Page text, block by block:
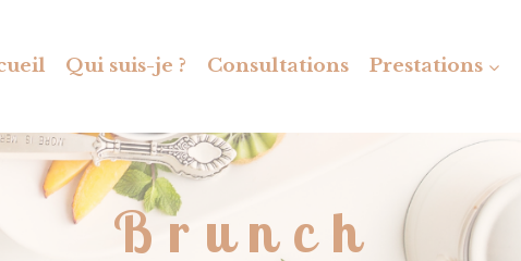
Qui suis-je ? Consultations Prestations
Brunch